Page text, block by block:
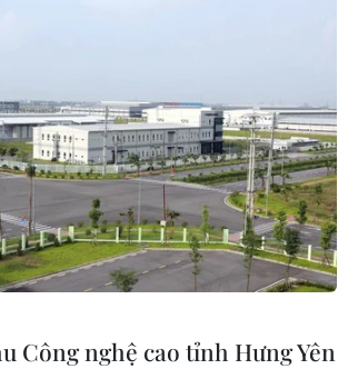
Công nghệ cao tỉnh Hưng Yên